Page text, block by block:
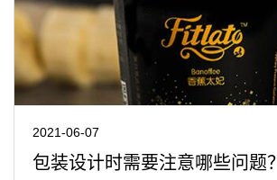
2021-06-07
包装设计时需要注意哪些问题？